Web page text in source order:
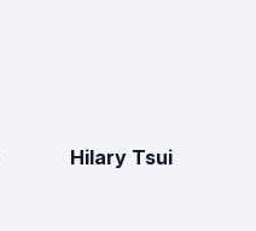
Hilary Tsui